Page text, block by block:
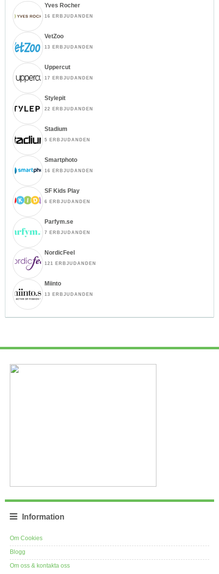
Yves Rocher
16 ERBJUDANDEN
VetZoo
13 ERBJUDANDEN
Uppercut
17 ERBJUDANDEN
Stylepit
22 ERBJUDANDEN
Stadium
5 ERBJUDANDEN
Smartphoto
16 ERBJUDANDEN
SF Kids Play
6 ERBJUDANDEN
Parfym.se
7 ERBJUDANDEN
NordicFeel
121 ERBJUDANDEN
Miinto
13 ERBJUDANDEN
Information
Om Cookies
Blogg
Om oss & kontakta oss